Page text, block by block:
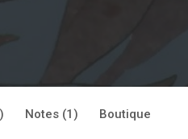
Notes (1) Boutique